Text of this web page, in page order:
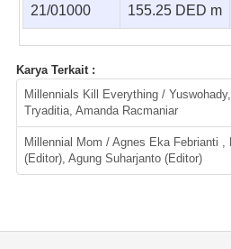
21/01000 155.25 DED m
Karya Terkait :
Millennials Kill Everything /
Tryaditia, Amanda Racmaniar
Millennial Mom / Agnes Eka Febrianti ,
(Editor), Agung Suharjanto (Editor)